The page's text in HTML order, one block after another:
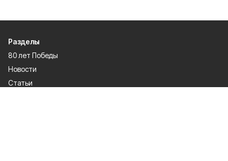
Разделы
80 лет Победы
Новости
Статьи